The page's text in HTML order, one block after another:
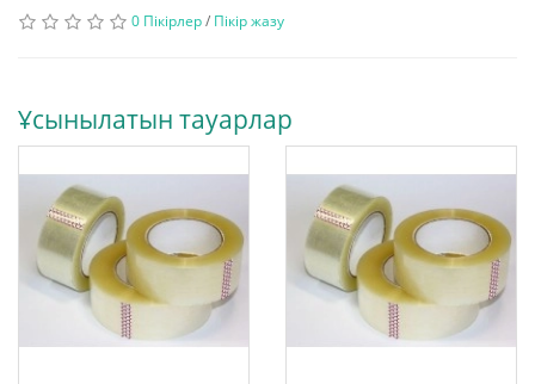
0 Пікірлер/ Пікір жазу
Ұсынылатын тауарлар